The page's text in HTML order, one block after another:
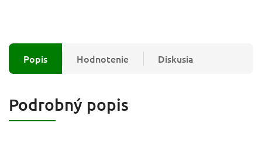
Popis Hodnotenie Diskusia
Podrobný popis